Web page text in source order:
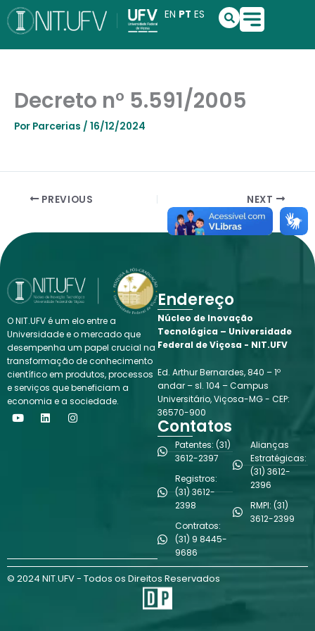
para
conteúdo
EN PT ES S
e
a
c
Decreto n° 5.591/2005
Por Parcerias / 16/12/2024
PREVIOUS NEXT
O NIT.UFV é um elo entre a
Universidade e o mercado que
desempenha um papel crucial na
transformação de conhecimento
científico em produtos, processos
e serviços que beneficiam a
economia e a sociedade.
Y
o
L
i
I
n
Endereço
Núcleo de Inovação
Tecnológica – Universidade
Federal de Viçosa - NIT.UFV
Ed. Arthur Bernardes, 840 – 1º
andar – sl. 104 – Campus
Universitário, Viçosa-MG - CEP:
36570-900
Contatos
Patentes: (31)
3612-2397
Registros:
(31) 3612-
2398
Contratos:
(31) 9 8445-
9686
Alianças
Estratégicas:
(31) 3612-
2396
RMPI: (31)
3612-2399
© 2024 NIT.UFV - Todos os Direitos Reservados